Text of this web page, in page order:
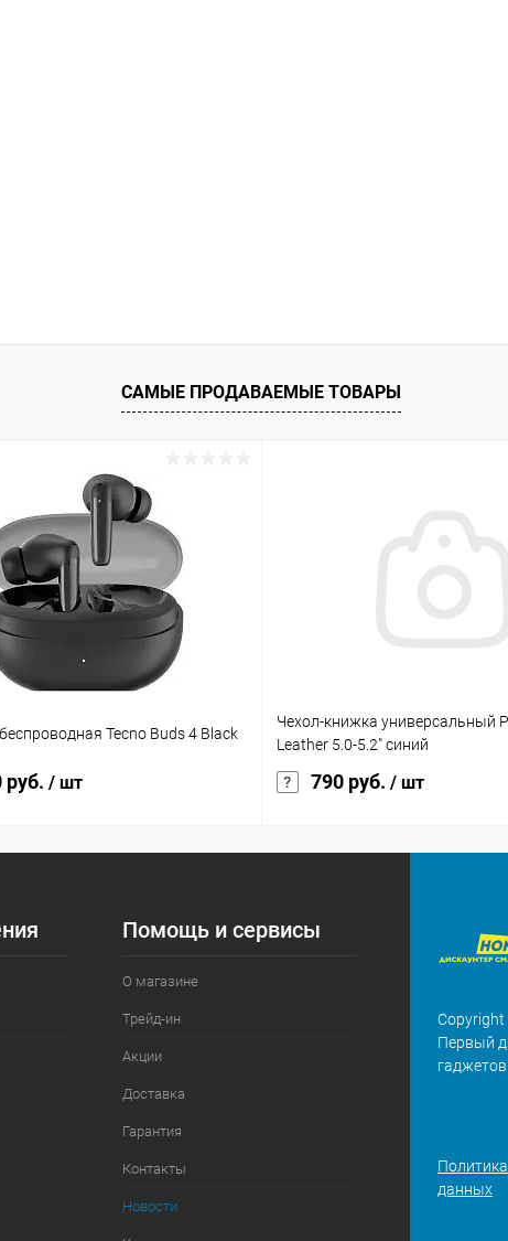
САМЫЕ ПРОДАВАЕМЫЕ ТОВАРЫ
Tecno Buds 4 Black
руб. / шт
Чехол-книжка универсальный
Leather 5.0-5.2" синий
790 руб. / шт
Помощь и сервисы
О магазине
Трейд-ин
Акции
Доставка
Гарантия
Контакты
Новости
Copyright
Первый
данных